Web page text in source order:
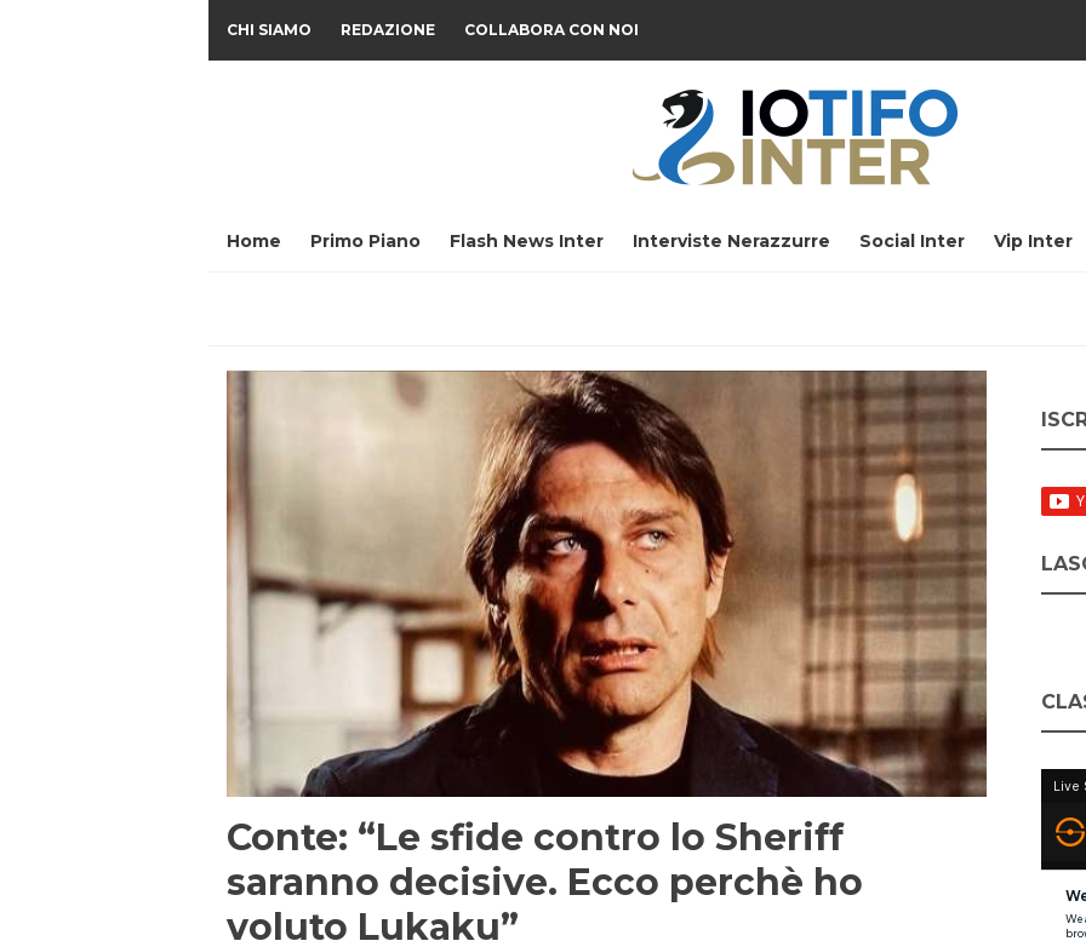
CHI SIAMO REDAZIONE COLLABORA CON NOI
Home Primo Piano Flash News Inter Interviste Nerazzurre Social Inter Vip Inter
Conte: “Le sfide contro lo Sheriff
saranno decisive. Ecco perchè ho
voluto Lukaku”